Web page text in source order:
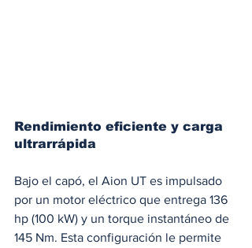
Rendimiento eficiente y carga
ultrarrápida
Bajo el capó, el Aion UT es impulsado
por un motor eléctrico que entrega 136
hp (100 kW) y un torque instantáneo de
145 Nm. Esta configuración le permite